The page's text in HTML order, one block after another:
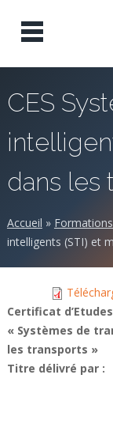
CES
dans les
Accueil »
intelligents (STI) et
Certificat
« Systèmes de
les transports »
Titre délivré par :